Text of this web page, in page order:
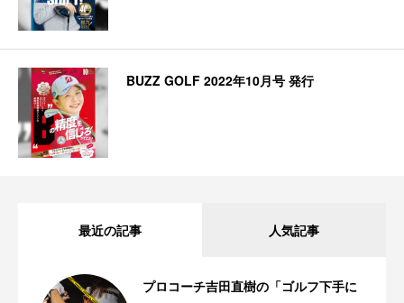
BUZZ GOLF 2022年10月号 発行
最近の記事 人気記事
プロコーチ吉田直樹の「ゴルフ下手に